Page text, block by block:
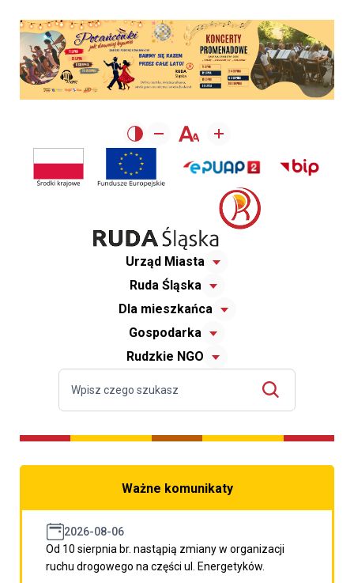
Urząd Miasta
Ruda Śląska
Dla mieszkańca
Gospodarka
Rudzkie NGO
Ważne komunikaty
2026-08-06
Od 10 sierpnia br. nastąpią zmiany w organizacji
ruchu drogowego na części ul. Energetyków.